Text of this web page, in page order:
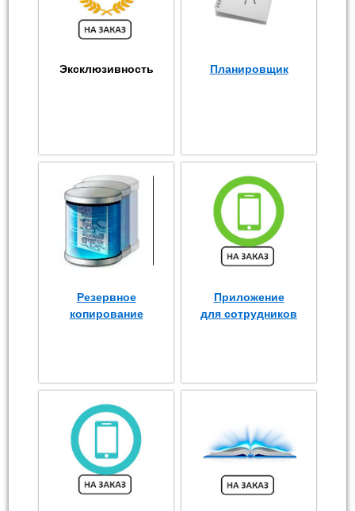
Эксклюзивность Планировщик
Резервное
копирование
Приложение
для сотрудников